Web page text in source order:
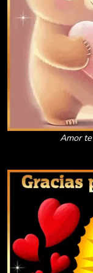
Amor